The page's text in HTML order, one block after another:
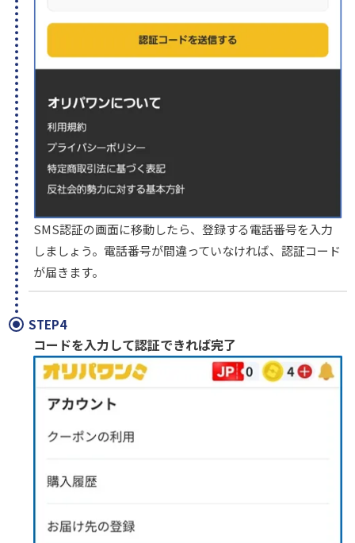
SMS認証の画面に移動したら、登録する電話番号を入力
しましょう。電話番号が間違っていなければ、認証コード
が届きます。
STEP4
コードを入力して認証できれば完了